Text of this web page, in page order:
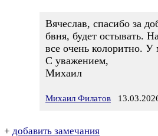
Вячеслав, спасибо за
бвня, будет остывать.
все очень колоритно. У
С уважением,
Михаил
Михаил Филатов
+ добавить замечания